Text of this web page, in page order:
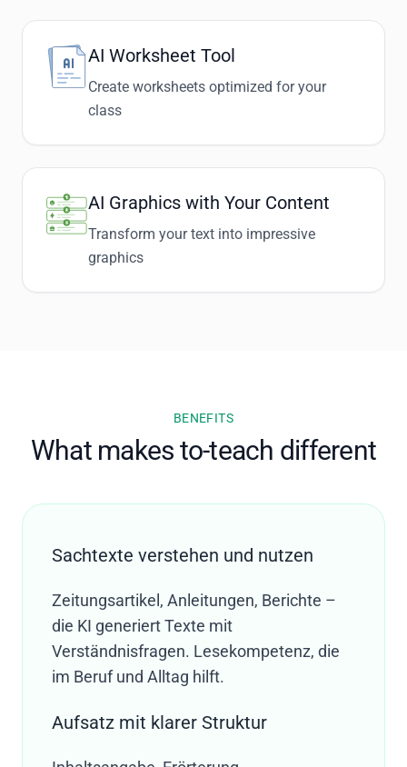
AI Worksheet Tool
Create worksheets optimized for your
class
AI Graphics with Your Content
Transform your text into impressive
graphics
BENEFITS
What makes to-teach different
Sachtexte verstehen und nutzen
Zeitungsartikel, Anleitungen, Berichte –
die KI generiert Texte mit
Verständnisfragen. Lesekompetenz, die
im Beruf und Alltag hilft.
Aufsatz mit klarer Struktur